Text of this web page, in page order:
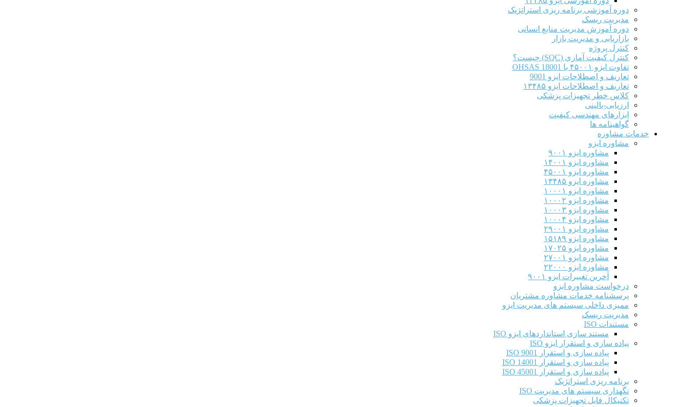
دوره آموزشی برنامه ریزی استراتژیک
مدیریت ریسک
دوره آموزش مدیریت منابع انسانی
بازاریابی و مدیریت بازار
کنترل پروژه
کنترل کیفیت آماری (SQC) چیست؟
تفاوت ایزو ۴۵۰۰۱ با OHSAS 18001
تعاریف و اصطلاحات ایزو 9001
تعاریف و اصطلاحات ایزو ۱۳۴۸۵
کلاس خطر تجهیزات پزشکی
ارزیابی-بالینی
ابزارهای مهندسی کیفیت
گواهینامه ها
خدمات مشاوره
مشاوره ایزو
مشاوره ایزو ۹۰۰۱
مشاوره ایزو ۱۴۰۰۱
مشاوره ایزو ۴۵۰۰۱
مشاوره ایزو ۱۳۴۸۵
مشاوره ایزو ۱۰۰۰۱
مشاوره ایزو ۱۰۰۰۲
مشاوره ایزو ۱۰۰۰۳
مشاوره ایزو ۱۰۰۰۴
مشاوره ایزو ۲۹۰۰۱
مشاوره ایزو ۱۵۱۸۹
مشاوره ایزو ۱۷۰۲۵
مشاوره ایزو ۲۷۰۰۱
مشاوره ایزو ۲۲۰۰۰
آخرین تغییرات ایزو ۹۰۰۱
درخواست مشاوره ایزو
پرسشنامه خدمات مشاوره مشتریان
ممیزی داخلی سیستم های مدیریت ایزو
مدیریت ریسک
مستندات ISO
مستند سازی استانداردهای ایزو ISO
پیاده سازی و استقرار ایزو ISO
پیاده سازی و استقرار ISO 9001​
پیاده سازی و استقرار ISO 14001
پیاده سازی و استقرار ISO 45001
برنامه ریزی استراتژیک
نگهداری سیستم های مدیریت ISO
تکنیکال فایل تجهیزات پزشکی